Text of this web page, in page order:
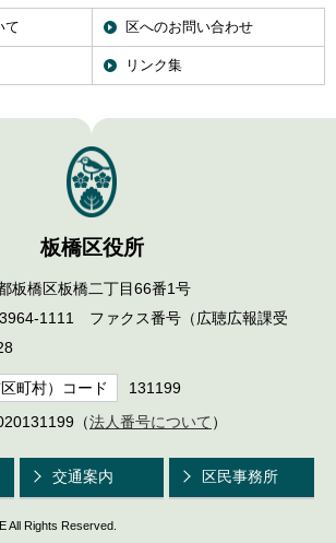
て 区へのお問い合わせ
リンク集
板橋区役所
橋区板橋二丁目66番1号
1111 ファクス番号（広聴広報課受
町村）コード 131199
（法人番号について ）
交通案内 区民事務所
All Rights Reserved.